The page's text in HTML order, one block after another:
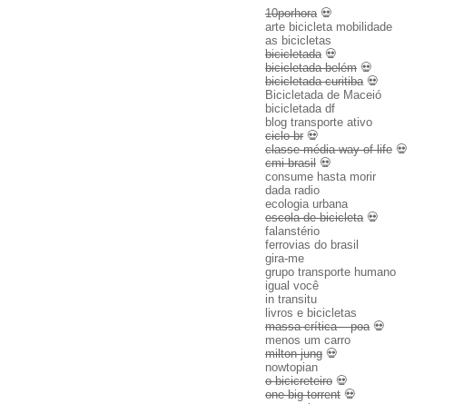
10porhora💀
arte bicicleta mobilidade
as bicicletas
bicicletada💀
bicicletada belém 💀
bicicletada curitiba💀
Bicicletada de Maceió
bicicletada df
blog transporte ativo
ciclo br 💀
classe média way of life 💀
cmi brasil 💀
consume hasta morir
dada radio
ecologia urbana
escola de bicicleta💀
falanstério
ferrovias do brasil
gira-me
grupo transporte humano
igual você
in transitu
livros e bicicletas
massa crítica – poa💀
menos um carro
milton jung 💀
nowtopian
o bicicreteiro 💀
one big torrent 💀